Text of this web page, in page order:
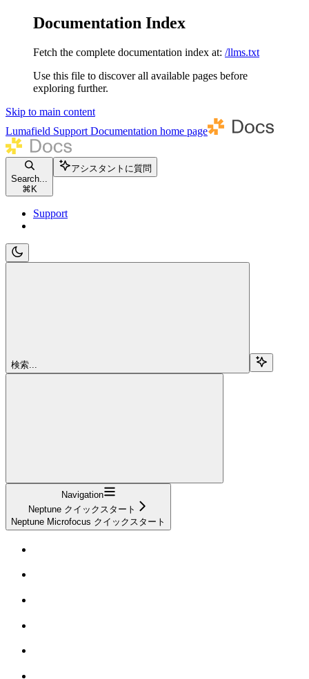
Documentation Index
Fetch the complete documentation index at: /llms.txt
Use this file to discover all available pages before
exploring further.
Skip to main content
Lumafield Support Documentation home page
Search...
⌘ K
アシスタントに質問
Support
検索...
Navigation
Neptune クイックスタート
Neptune Microfocus クイックスタート